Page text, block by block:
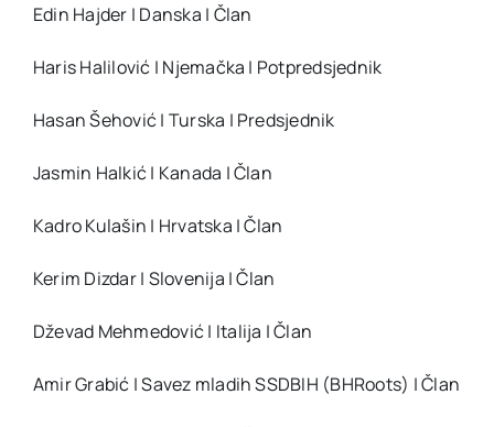
Edin Hajder | Danska | Član
Haris Halilović | Njemačka | Potpredsjednik
Hasan Šehović | Turska | Predsjednik
Jasmin Halkić | Kanada | Član
Kadro Kulašin | Hrvatska | Član
Kerim Dizdar | Slovenija | Član
Dževad Mehmedović | Italija | Član
Amir Grabić | Savez mladih SSDBIH (BHRoots) | Član